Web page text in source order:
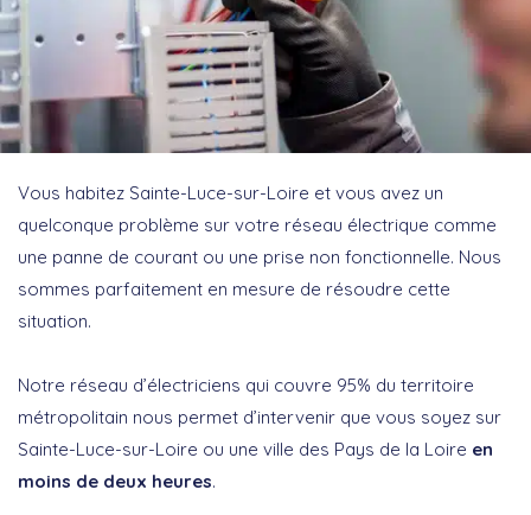
Vous habitez Sainte-Luce-sur-Loire et vous avez un
quelconque problème sur votre réseau électrique comme
une panne de courant ou une prise non fonctionnelle. Nous
sommes parfaitement en mesure de résoudre cette
situation.
Notre réseau d’électriciens qui couvre 95% du territoire
métropolitain nous permet d’intervenir que vous soyez sur
Sainte-Luce-sur-Loire ou une ville des Pays de la Loire en
moins de deux heures.